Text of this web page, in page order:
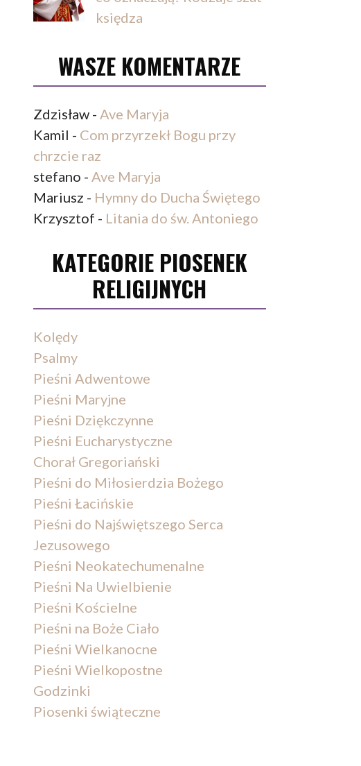
księdza
WASZE KOMENTARZE
Zdzisław- Ave Maryja
Kamil - Com przyrzekł Bogu przy
chrzcie raz
stefano - Ave Maryja
Mariusz - Hymny do Ducha Świętego
Krzysztof - Litania do św. Antoniego
KATEGORIE PIOSENEK
RELIGIJNYCH
Kolędy
Psalmy
Pieśni Adwentowe
Pieśni Maryjne
Pieśni Dziękczynne
Pieśni Eucharystyczne
Chorał Gregoriański
Pieśni do Miłosierdzia Bożego
Pieśni Łacińskie
Pieśni do Najświętszego Serca
Jezusowego
Pieśni Neokatechumenalne
Pieśni Na Uwielbienie
Pieśni Kościelne
Pieśni na Boże Ciało
Pieśni Wielkanocne
Pieśni Wielkopostne
Godzinki
Piosenki świąteczne